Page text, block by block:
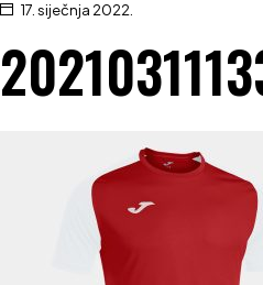
17. siječnja 2022.